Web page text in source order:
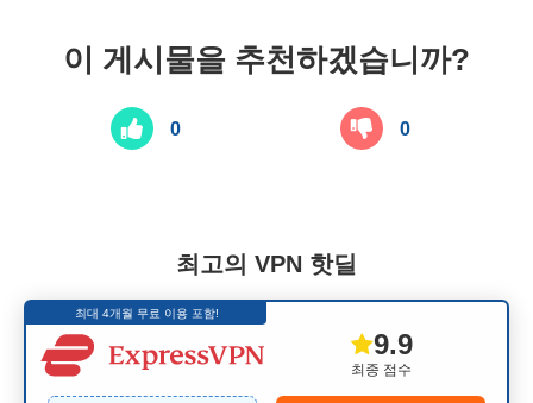
이 게시물을 추천하겠습니까?
0 0
최고의 VPN 핫딜
최대 4개월 무료 이용 포함!
최종 점수
9.9